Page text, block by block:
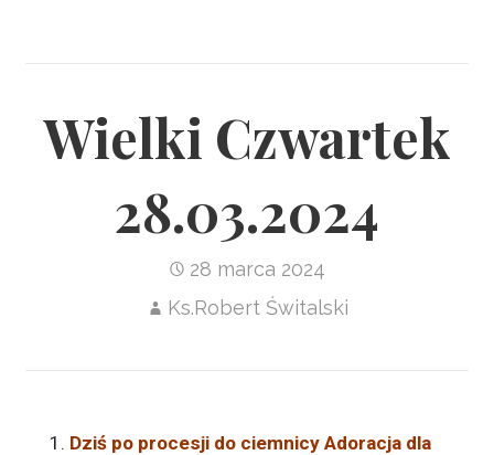
Wielki Czwartek
28.03.2024
28 marca 2024
Ks.Robert Świtalski
Dziś po procesji do ciemnicy Adoracja dla